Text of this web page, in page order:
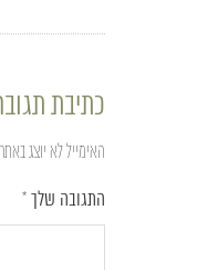
כתיבת
האימייל לא יוצג באתר.
התגובה שלך *